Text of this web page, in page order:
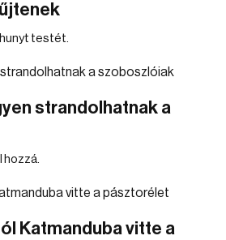
testét.
strandolhatnak a
hozzá.
Katmanduba vitte a